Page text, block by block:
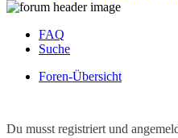
FAQ
Suche
Foren-Übersicht
Du musst registriert und